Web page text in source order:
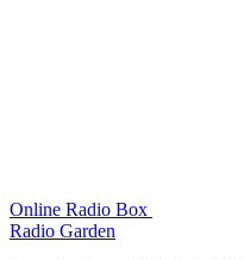
Online Radio Box
Radio Garden